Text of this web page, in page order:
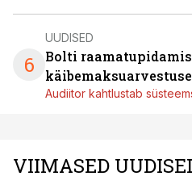
6
UUDISED
Bolti
Audiitor kahtlustab
VIIMASED